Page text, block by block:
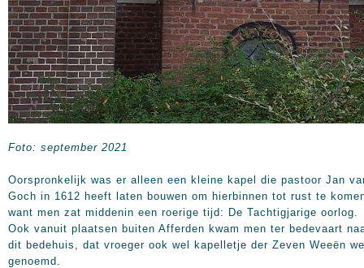
Foto: september 2021
Oorspronkelijk was er alleen een kleine kapel die pastoor Jan
Goch in 1612 heeft laten bouwen om hierbinnen tot rust te
want men zat middenin een roerige tijd: De Tachtigjarige oorlog.
Ook vanuit plaatsen buiten Afferden kwam men ter bedevaart
dit bedehuis, dat vroeger ook wel kapelletje der Zeven Weeën
genoemd.